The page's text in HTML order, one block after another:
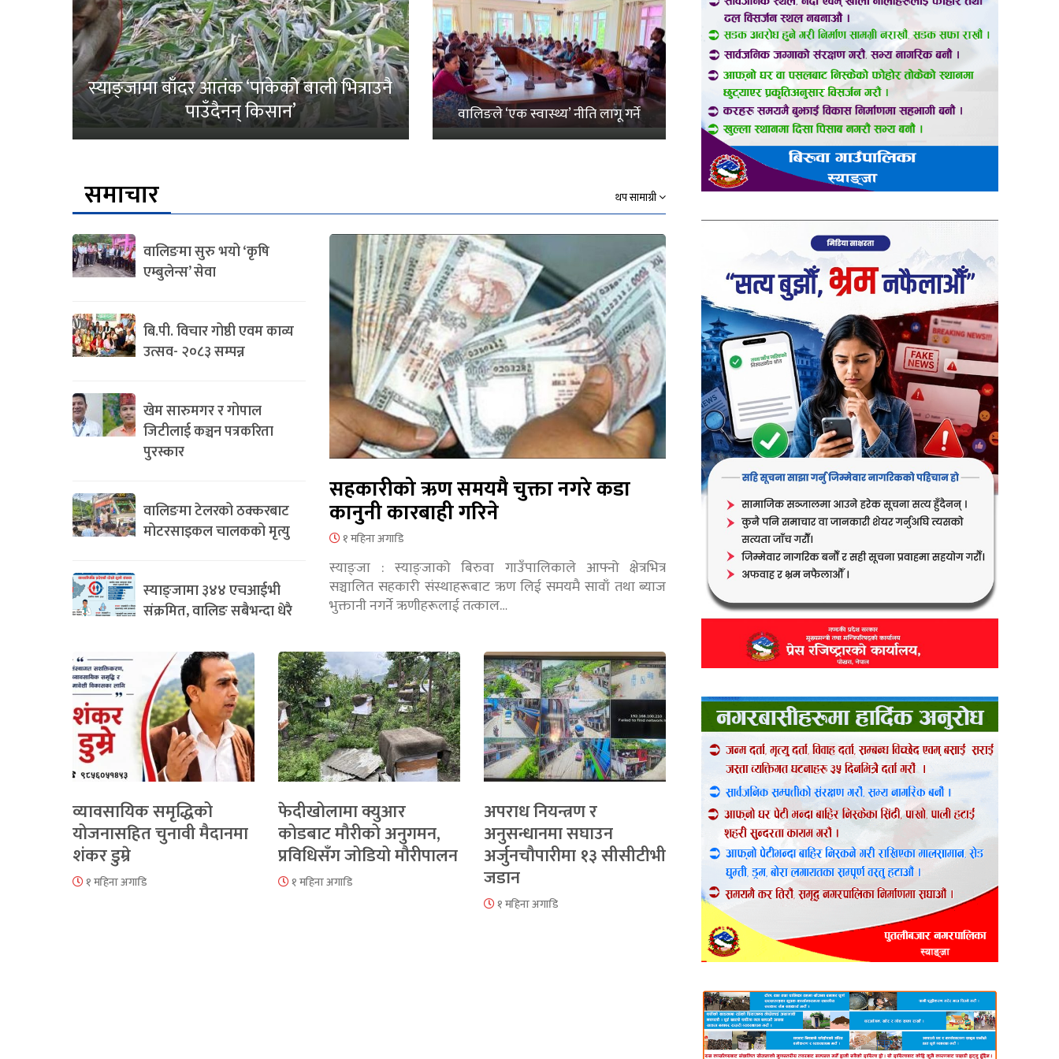
स्याङ्जामा बाँदर आतंक ‘पाकेको बाली भित्राउनै
पाउँदैनन् किसान’ वालिङले ‘एक स्वास्थ्य’ नीति लागू गर्ने
समाचार थप सामाग्री
वालिङमा सुरु भयो ‘कृषि
एम्बुलेन्स’ सेवा
बि.पी. विचार गोष्ठी एवम काव्य
उत्सव- २०८३ सम्पन्न
खेम सारुमगर र गोपाल
जिटीलाई कञ्चन पत्रकरिता
पुरस्कार
वालिङमा टेलरको ठक्करबाट
मोटरसाइकल चालकको मृत्यु
स्याङ्जामा ३४४ एचआईभी
संक्रमित, वालिङ सबैभन्दा धेरै
सहकारीको ऋण समयमै चुक्ता नगरे कडा
कानुनी कारबाही गरिने
१ महिना अगाडि
स्याङ्जा : स्याङ्जाको बिरुवा गाउँपालिकाले आफ्नो क्षेत्रभित्र
सञ्चालित सहकारी संस्थाहरूबाट ऋण लिई समयमै सावाँ तथा ब्याज
भुक्तानी नगर्ने ऋणीहरूलाई तत्काल…
व्यावसायिक समृद्धिको
योजनासहित चुनावी मैदानमा
शंकर डुम्रे
१ महिना अगाडि
फेदीखोलामा क्युआर
कोडबाट मौरीको अनुगमन,
प्रविधिसँग जोडियो मौरीपालन
१ महिना अगाडि
अपराध नियन्त्रण र
अनुसन्धानमा सघाउन
अर्जुनचौपारीमा १३ सीसीटीभी
जडान
१ महिना अगाडि